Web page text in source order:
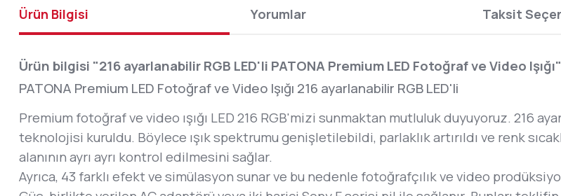
Ürün Bilgisi Yorumlar Taksit
Ürün bilgisi "216 ayarlanabilir RGB LED'li PATONA Premium LED Fotoğraf ve Video Işığı"
PATONA Premium LED Fotoğraf ve Video Işığı 216 ayarlanabilir RGB LED'li
Premium fotoğraf ve video ışığı LED 216 RGB'mizi sunmaktan mutluluk duyuyoruz. 216
teknolojisi kuruldu. Böylece ışık spektrumu genişletilebildi, parlaklık artırıldı ve renk
alanının ayrı ayrı kontrol edilmesini sağlar.
Ayrıca, 43 farklı efekt ve simülasyon sunar ve bu nedenle fotoğrafçılık ve video